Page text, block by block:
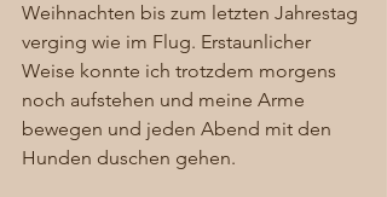
Weihnachten bis zum letzten Jahrestag
verging wie im Flug. Erstaunlicher
Weise konnte ich trotzdem morgens
noch aufstehen und meine Arme
bewegen und jeden Abend mit den
Hunden duschen gehen.